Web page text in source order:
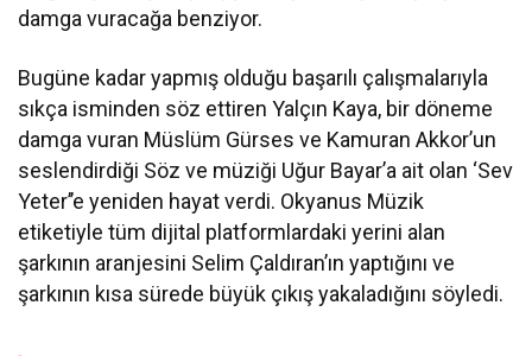
damga vuracağa benziyor.
Bugüne kadar yapmış olduğu başarılı çalışmalarıyla
sıkça isminden söz ettiren Yalçın Kaya, bir döneme
damga vuran Müslüm Gürses ve Kamuran Akkor’un
seslendirdiği Söz ve müziği Uğur Bayar’a ait olan ‘Sev
Yeter’’e yeniden hayat verdi. Okyanus Müzik
etiketiyle tüm dijital platformlardaki yerini alan
şarkının aranjesini Selim Çaldıran’ın yaptığını ve
şarkının kısa sürede büyük çıkış yakaladığını söyledi.